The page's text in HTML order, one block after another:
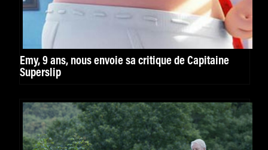
Emy, 9 ans, nous envoie sa critique de Capitaine
Superslip